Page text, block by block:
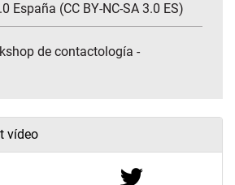
España (CC BY-NC-SA 3.0 ES)
de contactología -
vídeo